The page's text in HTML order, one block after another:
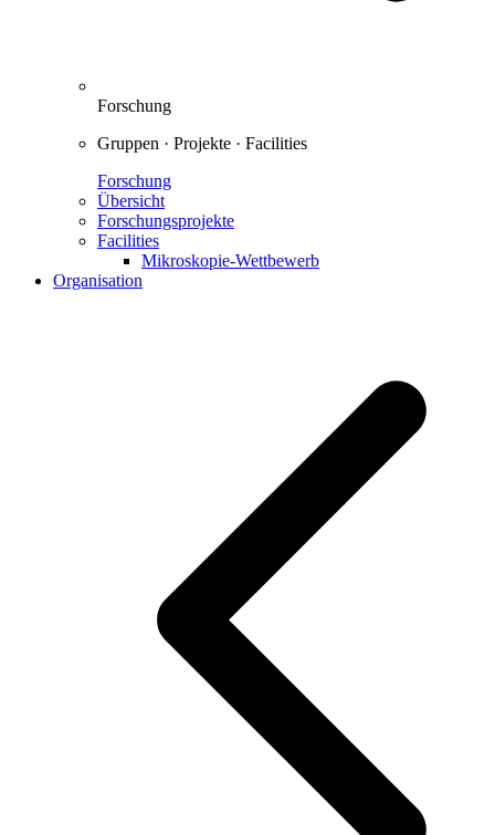
Forschung
Gruppen · Projekte · Facilities
Forschung
Übersicht
Forschungsprojekte
Facilities
Mikroskopie-Wettbewerb
Organisation